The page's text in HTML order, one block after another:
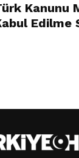
Kanunu
Edilme